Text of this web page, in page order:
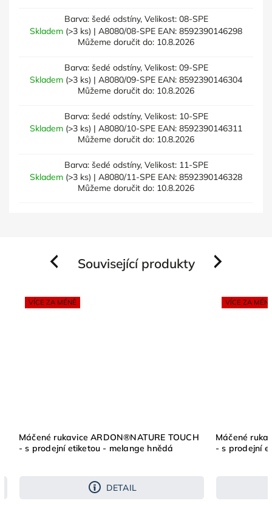
Barva: šedé odstíny, Velikost: 08-SPE
Skladem (>3 ks) | A8080/08-SPE EAN: 8592390146298
Můžeme doručit do: 10.8.2026
Barva: šedé odstíny, Velikost: 09-SPE
Skladem (>3 ks) | A8080/09-SPE EAN: 8592390146304
Můžeme doručit do: 10.8.2026
Barva: šedé odstíny, Velikost: 10-SPE
Skladem (>3 ks) | A8080/10-SPE EAN: 8592390146311
Můžeme doručit do: 10.8.2026
Barva: šedé odstíny, Velikost: 11-SPE
Skladem (>3 ks) | A8080/11-SPE EAN: 8592390146328
Můžeme doručit do: 10.8.2026
Související produkty
Previous
VÍCE ZA MÉNĚ
Máčené rukavice ARDON®NATURE TOUCH
- s prodejní etiketou - melange hnědá
DETAIL
VÍCE ZA
Máčené
- s prodejní
Next